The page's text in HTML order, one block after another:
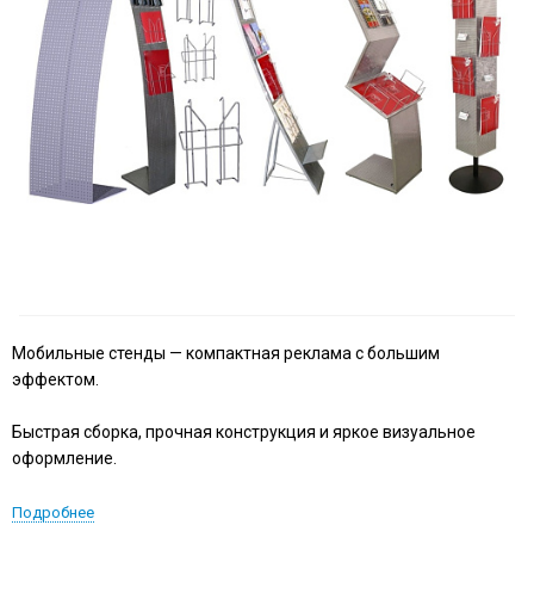
Мобильные стенды — компактная реклама с большим
эффектом.
Быстрая сборка, прочная конструкция и яркое визуальное
оформление.
Подробнее